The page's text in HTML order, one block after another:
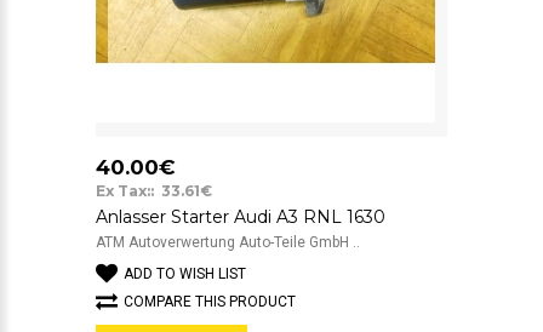
40.00€
Ex Tax:: 33.61€
Anlasser Starter Audi A3 RNL 1630
ATM Autoverwertung Auto-Teile GmbH ..
ADD TO WISH LIST
COMPARE THIS PRODUCT